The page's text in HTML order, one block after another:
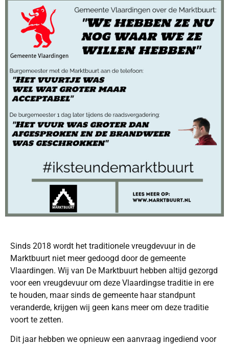
Sinds 2018 wordt het traditionele vreugdevuur in de
Marktbuurt niet meer gedoogd door de gemeente
Vlaardingen. Wij van De Marktbuurt hebben altijd gezorgd
voor een vreugdevuur om deze Vlaardingse traditie in ere
te houden, maar sinds de gemeente haar standpunt
veranderde, krijgen wij geen kans meer om deze traditie
voort te zetten.
Dit jaar hebben we opnieuw een aanvraag ingediend voor